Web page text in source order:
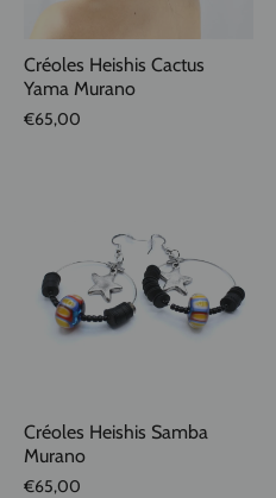
Créoles Heishis Cactus
Yama Murano
€65,00
Créoles Heishis Samba
Murano
€65,00